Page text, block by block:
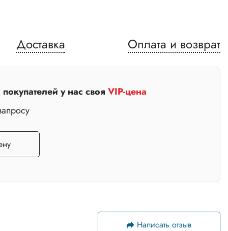
Доставка Оплата и возврат
у нас своя VIP-цена
Написать отзыв